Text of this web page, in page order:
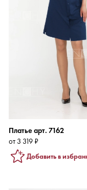
Платье арт. 7162
от 3 319 ₽
Добавить в